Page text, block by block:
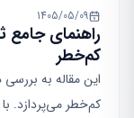
1405/05/09
راهنمای جامع
کم‌خطر
این مقاله به
کم‌خطر می‌پردازد.